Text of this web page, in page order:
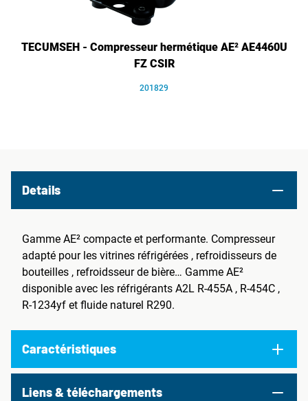
TECUMSEH - Compresseur hermétique AE² AE4460U
FZ CSIR
201829
Details
Gamme AE² compacte et performante. Compresseur
adapté pour les vitrines réfrigérées , refroidisseurs de
bouteilles , refroidsseur de bière… Gamme AE²
disponible avec les réfrigérants A2L R-455A , R-454C ,
R-1234yf et fluide naturel R290.
Caractéristiques
Liens & téléchargements